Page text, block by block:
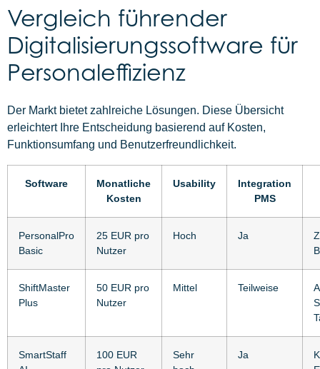
Vergleich führender
Digitalisierungssoftware für
Personaleffizienz
Der Markt bietet zahlreiche Lösungen. Diese Übersicht
erleichtert Ihre Entscheidung basierend auf Kosten,
Funktionsumfang und Benutzerfreundlichkeit.
Software
Monatliche
Kosten
Usability
Integration
PMS
PersonalPro
Basic
25 EUR pro
Nutzer
Hoch Ja
ShiftMaster
Plus
50 EUR pro
Nutzer
Mittel Teilweise
SmartStaff
100 EUR
Sehr
Ja